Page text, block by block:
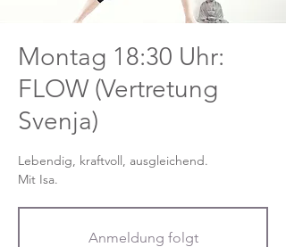
Montag 18:30 Uhr:
FLOW (Vertretung
Svenja)
Lebendig, kraftvoll, ausgleichend.
Mit Isa.
Anmeldung folgt